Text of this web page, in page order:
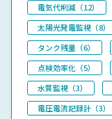
電気代削減（12）
太陽光発電監視（8）
タンク残量（6）
点検効率化（5）
水質監視（3）
電圧電流記録計（3）